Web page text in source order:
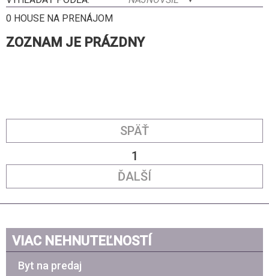
0 HOUSE NA PRENÁJOM
ZOZNAM JE PRÁZDNY
SPÄŤ
1
ĎALŠÍ
VIAC NEHNUTEĽNOSTÍ
Byt na predaj